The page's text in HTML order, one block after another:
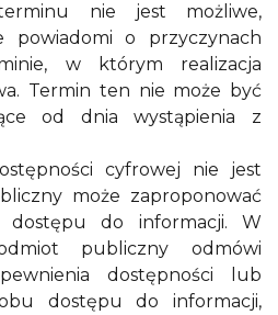
nie jest możliwe,
powiadomi o przyczynach
w którym realizacja
Termin ten nie może być
od dnia wystąpienia z
cyfrowej nie jest
może zaproponować
dostępu do informacji. W
publiczny odmówi
dostępności lub
dostępu do informacji,